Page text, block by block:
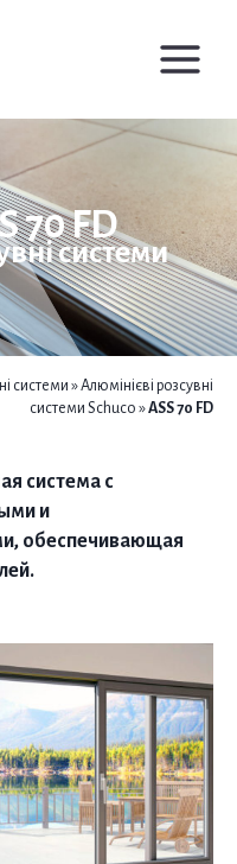
70 FD
системи
системи »Алюмінієві розсувні
системи Schuco »ASS 70 FD
система с
и
обеспечивающая